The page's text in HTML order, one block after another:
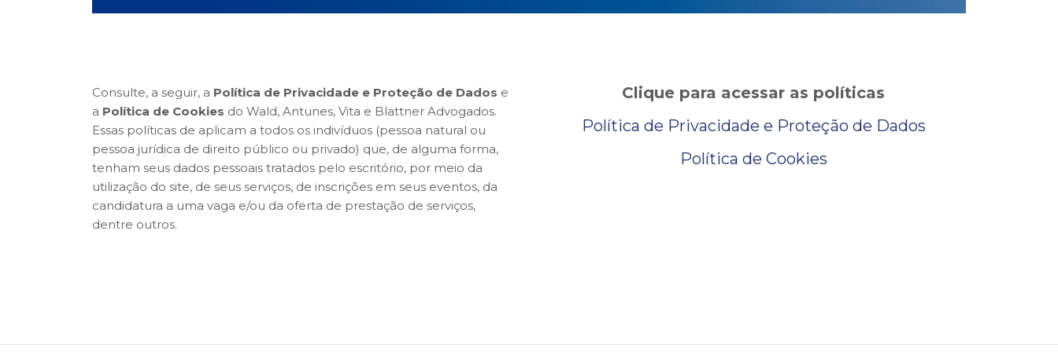
Consulte, a seguir, a Política de Privacidade e Proteção de Dados e
a Política de Cookies do Wald, Antunes, Vita e Blattner Advogados.
Essas políticas de aplicam a todos os indivíduos (pessoa natural ou
pessoa jurídica de direito público ou privado) que, de alguma forma,
tenham seus dados pessoais tratados pelo escritório, por meio da
utilização do site, de seus serviços, de inscrições em seus eventos, da
candidatura a uma vaga e/ou da oferta de prestação de serviços,
dentre outros.
Clique para acessar as políticas
Política de Privacidade e Proteção de Dados
Política de Cookies